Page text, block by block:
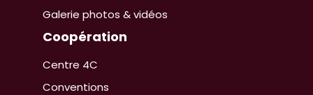
Galerie photos & vidéos
Coopération
Centre 4C
Conventions